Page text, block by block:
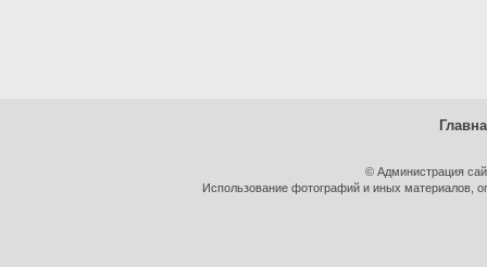
© Администрация
Использование фотографий и иных материалов,